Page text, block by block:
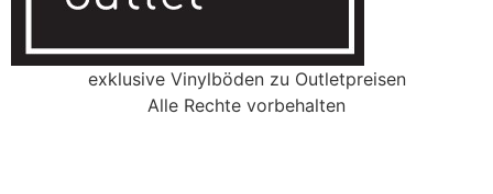
exklusive Vinylböden zu Outletpreisen
Alle Rechte vorbehalten